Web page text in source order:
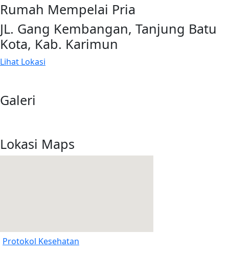
Rumah Mempelai Pria
JL. Gang Kembangan, Tanjung Batu
Kota, Kab. Karimun
Lihat Lokasi
Galeri
Lokasi Maps
Protokol Kesehatan